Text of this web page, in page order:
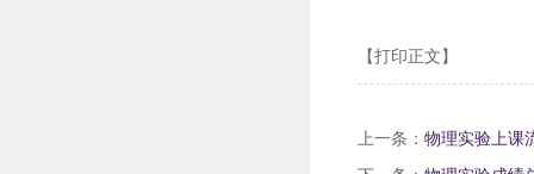
【打印正文】
上一条： 物理实验上课